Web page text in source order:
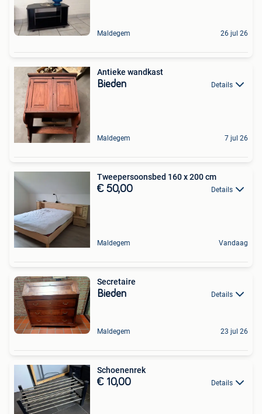
Maldegem 26 jul 26
Antieke wandkast
Bieden Details
Maldegem 7 jul 26
Tweepersoonsbed 160 x 200 cm
€ 50,00 Details
Maldegem Vandaag
Secretaire
Bieden Details
Maldegem 23 jul 26
Schoenenrek
€ 10,00 Details